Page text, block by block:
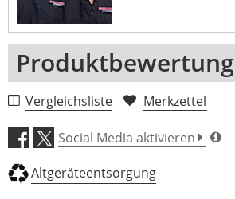
Produktbewertung
1 Rezension
5 Sterne
4 Sterne
3 Sterne
Vergleichsliste Merkzettel
Social Media aktivieren
Altgeräteentsorgung